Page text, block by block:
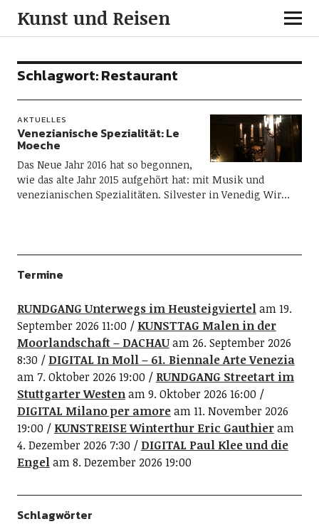
Kunst und Reisen
Schlagwort:Restaurant
AKTUELLES
Venezianische Spezialität: Le
Moeche
Das Neue Jahr 2016 hat so begonnen,
wie das alte Jahr 2015 aufgehört hat: mit Musik und
venezianischen Spezialitäten. Silvester in Venedig Wir…
Termine
RUNDGANG Unterwegs im Heusteigviertelam 19.
September 2026 11:00
KUNSTTAG Malen in der
Moorlandschaft – DACHAUam 26. September 2026
8:30
DIGITAL In Moll – 61. Biennale Arte Venezia
am 7. Oktober 2026 19:00
RUNDGANG Streetart im
Stuttgarter Westenam 9. Oktober 2026 16:00
DIGITAL Milano per amoream 11. November 2026
19:00
KUNSTREISE Winterthur Eric Gauthieram
4. Dezember 2026 7:30
DIGITAL Paul Klee und die
Engelam 8. Dezember 2026 19:00
Schlagwörter